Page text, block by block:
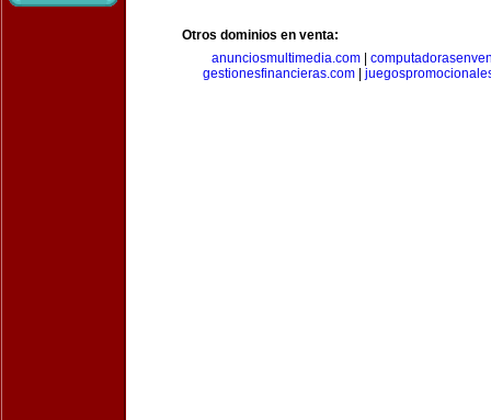
Otros dominios en venta:
anunciosmultimedia.com
gestionesfinancieras.com